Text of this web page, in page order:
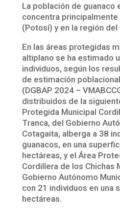
La población de guanaco
concentra principalmente
(Potosí) y en la región del
En las áreas protegidas
altiplano se ha estimado
individuos, según los
de estimación
(DGBAP 2024 –
distribuidos de la
Protegida Municipal
Tranca, del Gobierno
Cotagaita, alberga a 38
guanacos, en una
hectáreas, y el Área
Cordillera de los Chichas
Gobierno Autónomo
con 21 individuos en una
hectáreas.